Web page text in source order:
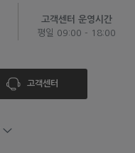
고객센터 운영시간
평일 09:00 - 18:00
고객센터